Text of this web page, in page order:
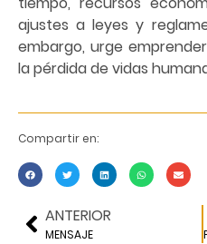
ajustes a leyes y
embargo, urge
la pérdida de vidas
Compartir en:
ANTERIOR
MENSAJE